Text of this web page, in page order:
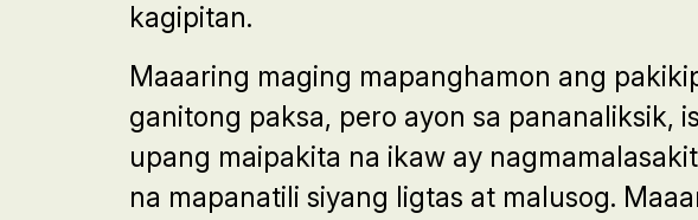
kagipitan.
Maaaring maging mapanghamon ang
ganitong paksa, pero ayon sa pananaliksik,
upang maipakita na ikaw ay
na mapanatili siyang ligtas at malusog.